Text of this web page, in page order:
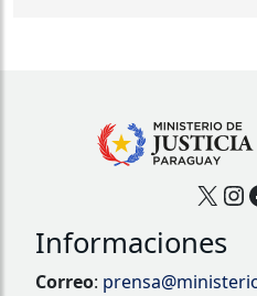
X
Informaciones
Correo: